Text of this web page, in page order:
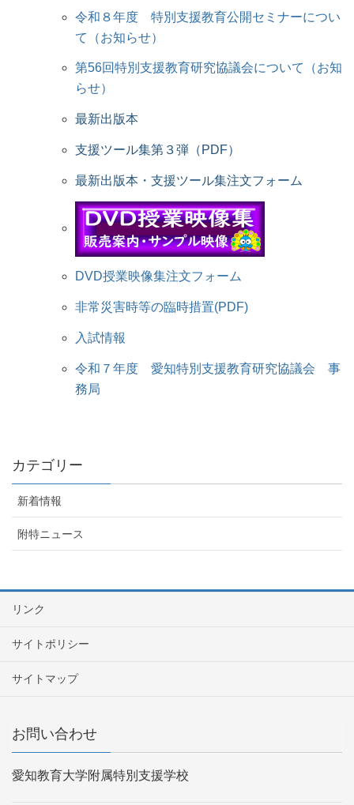
令和８年度 特別支援教育公開セミナーについ
て（お知らせ）
第56回特別支援教育研究協議会について（お知
らせ）
最新出版本
支援ツール集第３弾（PDF）
最新出版本・支援ツール集注文フォーム
DVD授業映像集注文フォーム
非常災害時等の臨時措置(PDF)
入試情報
令和７年度 愛知特別支援教育研究協議会 事
務局
カテゴリー
新着情報
附特ニュース
リンク
サイトポリシー
サイトマップ
お問い合わせ
愛知教育大学附属特別支援学校